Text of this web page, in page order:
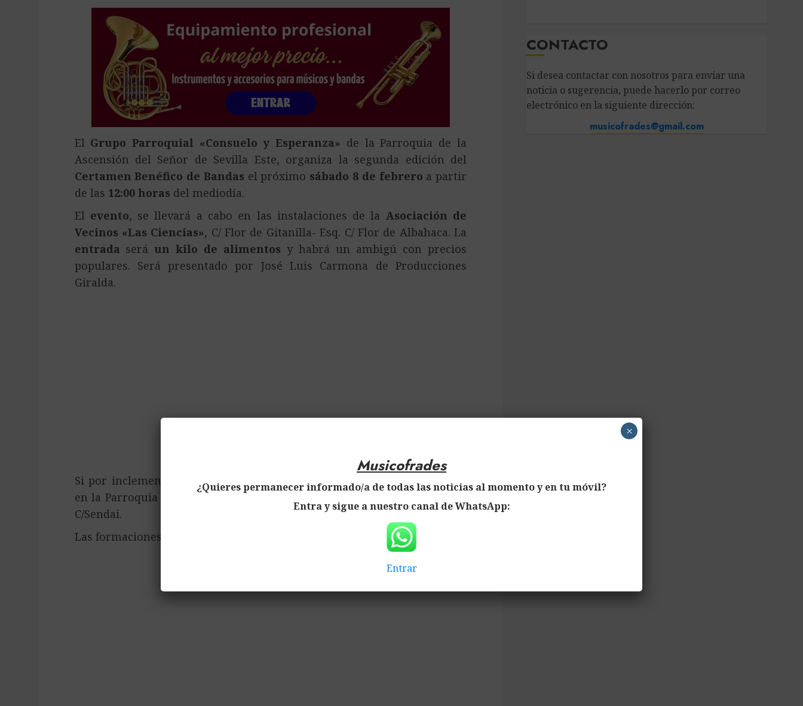
El Grupo Parroquial «Consuelo y Esperanza» de la Parroquia de la
Ascensión del Señor de Sevilla Este, organiza la segunda edición del
Certamen Benéfico de Bandas el próximo sábado 8 de febrero a partir
de las 12:00 horas del mediodía.
El evento, se llevará a cabo en las instalaciones de la Asociación de
Vecinos «Las Ciencias», C/ Flor de Gitanilla- Esq. C/ Flor de Albahaca. La
entrada será un kilo de alimentos y habrá un ambigú con precios
populares. Será presentado por José Luis Carmona de Producciones
Giralda.
Si por inclemencias meteorológicas no pudiese celebrarse, se realizaría
en la Parroquia de la Ascensión del Señor, C/Japón, 29, con acceso por la
C/Sendai.
Las formaciones musicales participantes en el acto son las siguientes:
CONTACTO
Si desea contactar con nosotros para enviar una
noticia o sugerencia, puede hacerlo por correo
electrónico en la siguiente dirección:
musicofrades@gmail.com
Musicofrades
¿Quieres permanecer informado/a de todas las noticias al momento y en tu móvil?
Entra y sigue a nuestro canal de WhatsApp:
Entrar
×